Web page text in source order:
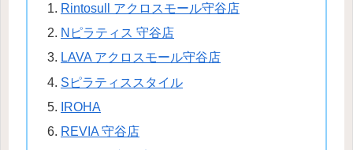
Rintosull アクロスモール守谷店
Nピラティス 守谷店
LAVA アクロスモール守谷店
Sピラティススタイル
IROHA
REVIA 守谷店